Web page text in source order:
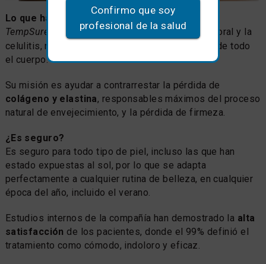
Lo que hace.
TempSure Firm
tensa y reduce el volumen corporal y la
celulitis, reafirmando considerablemente la piel de todo
el cuerpo.
Su misión es ayudar a contrarrestar la pérdida de
colágeno y elastina, responsables máximos del proceso
natural de envejecimiento, y la pérdida de firmeza.
¿Es seguro?
Es seguro para todo tipo de piel, incluso las que han
estado expuestas al sol, por lo que se adapta
perfectamente a cualquier rutina de belleza, en cualquier
época del año, incluido el verano.
Estudios internos de la compañía han demostrado la alta
satisfacción de los pacientes, donde el 99% definió el
tratamiento como cómodo, indoloro y eficaz.
Confirmo que soy
profesional de la salud